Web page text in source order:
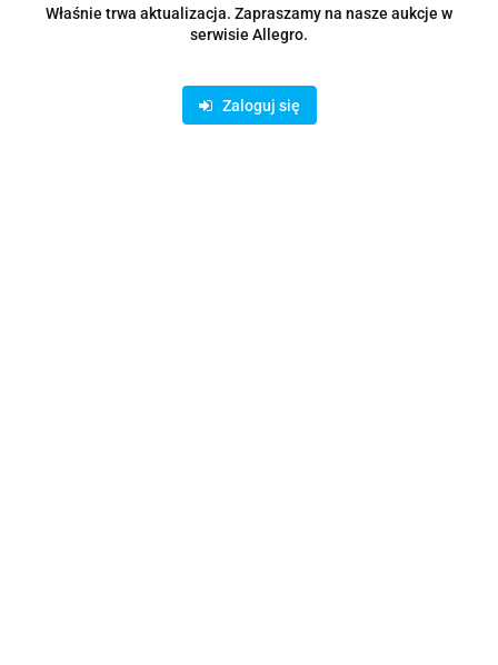
Właśnie trwa aktualizacja. Zapraszamy na nasze aukcje w
serwisie Allegro.
Zaloguj się